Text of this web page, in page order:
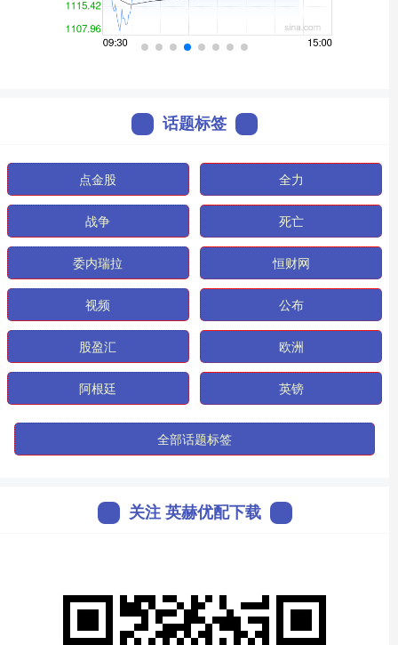
话题标签
点金股 全力
战争 死亡
委内瑞拉 恒财网
视频 公布
股盈汇 欧洲
阿根廷 英镑
全部话题标签
关注 英赫优配下载